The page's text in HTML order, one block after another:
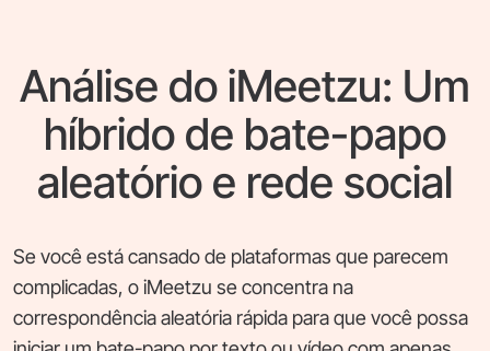
Análise do iMeetzu: Um
híbrido de bate-papo
aleatório e rede social
Se você está cansado de plataformas que parecem
complicadas, o iMeetzu se concentra na
correspondência aleatória rápida para que você possa